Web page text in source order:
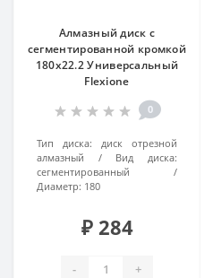
Алмазный диск с
сегментированной кромкой
180х22.2 Универсальный
Flexione
0
Тип диска:
диск отрезной
алмазный
Вид диска:
сегментированный
Диаметр: 180
₽ 284
- +